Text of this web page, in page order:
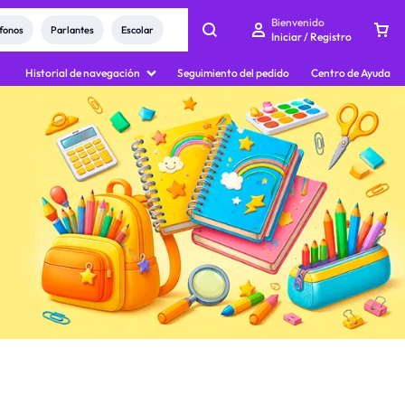
Parlantes Escolar
Bienvenido
Iniciar / Registro
Historial de navegación Seguimiento del pedido Centro de Ayuda